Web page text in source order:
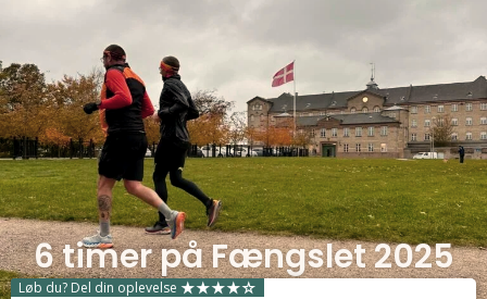
6 timer på Fængslet 2025
Løb du? Del din oplevelse